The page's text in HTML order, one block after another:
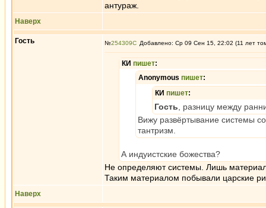
антураж.
Наверх
Гость №254309 Добавлено: Ср 09 Сен 15, 22:02 (11 лет
КИ пишет:
Anonymous пишет:
КИ пишет:
Гость , разницу между
Вижу развёртывание системы
тантризм.
А индуистские божества?
Не определяют системы. Лишь
Таким материалом побывали царские
Наверх